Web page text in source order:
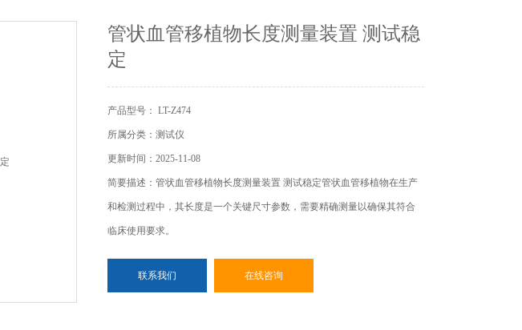
管状血管移植物长度测量装置 测试稳
定
产品型号： LT-Z474
所属分类：测试仪
更新时间：2025-11-08
简要描述：管状血管移植物长度测量装置 测试稳定管状血管移植物在生产
和检测过程中，其长度是一个关键尺寸参数，需要精确测量以确保其符合
临床使用要求。
联系我们 在线咨询